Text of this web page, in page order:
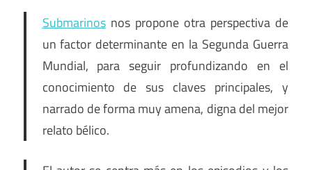
Submarinosnos propone otra perspectiva de
un factor determinante en la Segunda Guerra
Mundial, para seguir profundizando en el
conocimiento de sus claves principales, y
narrado de forma muy amena, digna del mejor
relato bélico.